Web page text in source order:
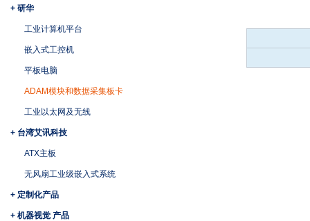
+ 研华
工业计算机平台
嵌入式工控机
平板电脑
ADAM模块和数据采集板卡
工业以太网及无线
+ 台湾艾讯科技
ATX主板
无风扇工业级嵌入式系统
+ 定制化产品
+ 机器视觉 产品